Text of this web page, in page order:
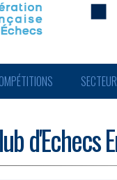
d'Echecs